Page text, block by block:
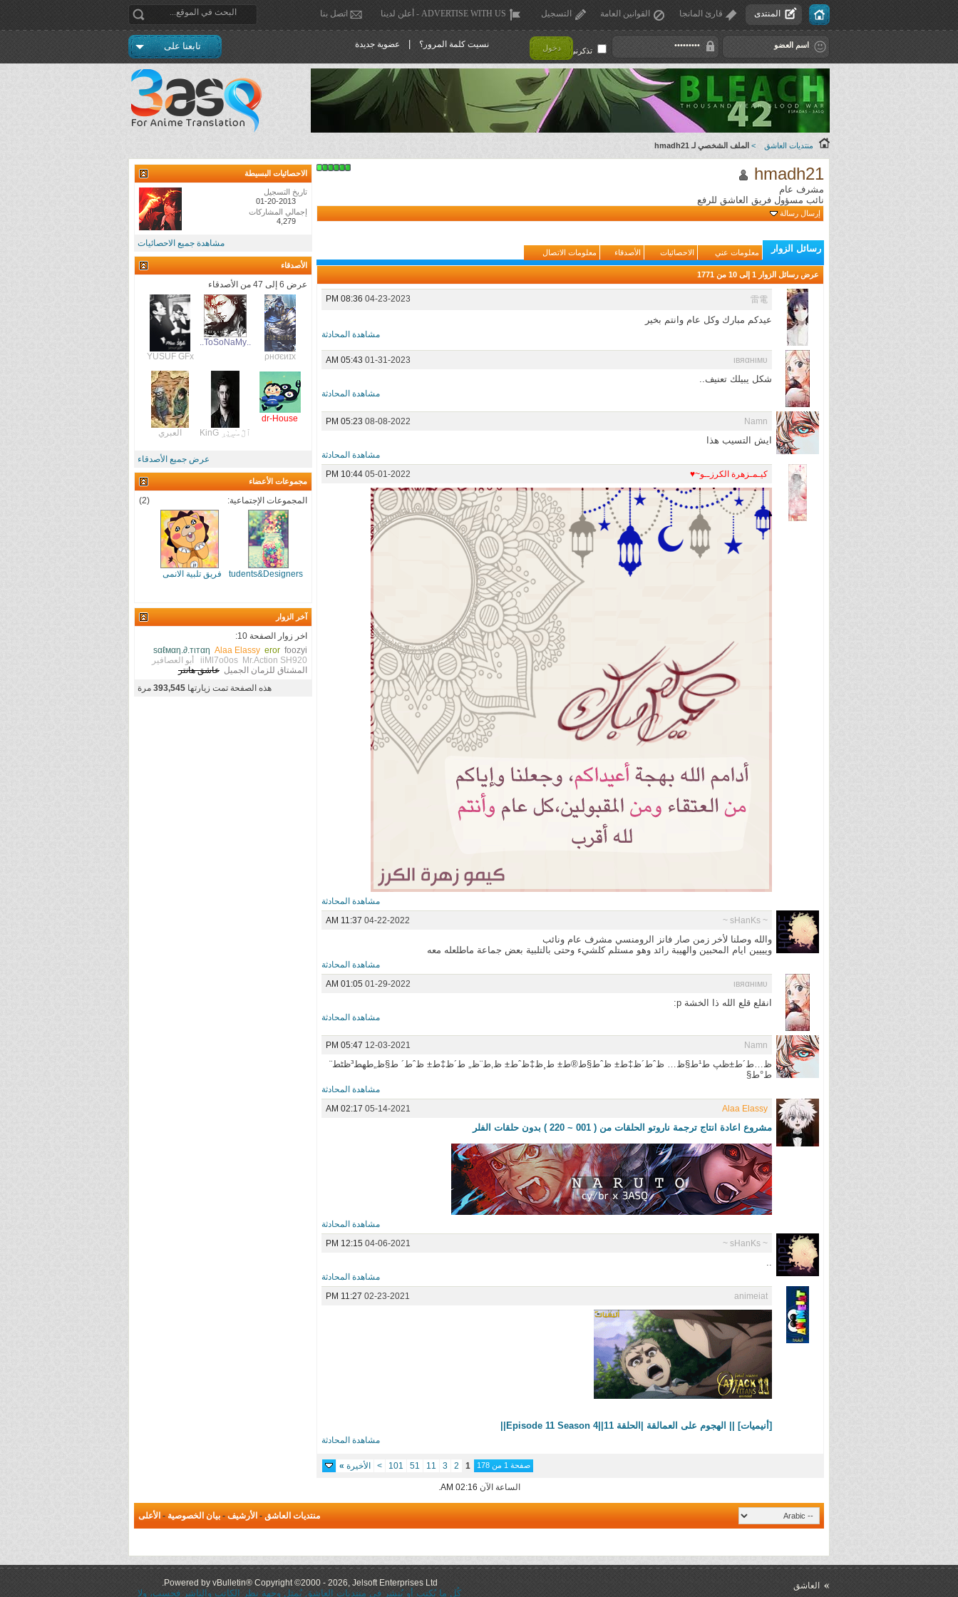
المنتدى قارئ المانجا القوانين العامة التسجيل ADVERTISE WITH US - أعلن لدينا اتصل بنا
تذكرني ! دخول نسيت كلمة المرور؟ عضوية جديدة تابعنا على
منتديات العاشق > الملف الشخصي لـ hmadh21
hmadh21
مشرف عام
نائب مسؤول فريق العاشق للرفع
إرسال رسالة
رسائل الزوار معلومات عني الاحصائيات الأصدقاء معلومات الاتصال
عرض رسائل الزوار 1 إلى 10 من 1771
04-23-2023
08:36 PM 雷電
عيدكم مبارك وكل عام وانتم بخير
مشاهدة المحادثة
01-31-2023
05:43 AM ιвяαнιмυ
شكل يبيلك تعنيف..
مشاهدة المحادثة
08-08-2022
05:23 PM Namn
ايش التسيب هذا
مشاهدة المحادثة
05-01-2022
10:44 PM كيـمـزهرة الكرزــو~♥
مشاهدة المحادثة
04-22-2022
11:37 AM ~ sHanKs ~
والله وصلنا لأخر زمن صار فانز الرومنسي مشرف عام ونائب
ويييين ايام المحبين والهيبة رائد وهو مستلم كلشيء وحتى بالتلبية بعض جماعة ماطلعله معه
مشاهدة المحادثة
01-29-2022
01:05 AM ιвяαнιмυ
انقلع قلع الله ذا الخشة p:
مشاهدة المحادثة
12-03-2021
05:47 PM Namn
ظ…ط´ط±ظپ ط¹ط§ظ… ظˆط´ظ‡ط± ظˆط§ط®ط± ط¸ظ‡ظˆط± ظ‚ط¨ظ„ ط´ظ‡ط± ظˆط´ ط§ظ„طھط³ظٹط¨
ط°ط§
مشاهدة المحادثة
05-14-2021
02:17 AM Alaa Elassy
مشروع اعادة انتاج ترجمة ناروتو الحلقات من ( 001 ~ 220 ) بدون حلقات الفلر
مشاهدة المحادثة
04-06-2021
12:15 PM ~ sHanKs ~
..
مشاهدة المحادثة
02-23-2021
11:27 PM animeiat
[أنيميات] || الهجوم على العمالقة |الحلقة 11||Episode 11 Season 4||
مشاهدة المحادثة
صفحة 1 من 178 1
2
3
11
51
101
> الأخيرة »
الاحصائيات البسيطة
تاريخ التسجيل
01-20-2013
إجمالي المشاركات
4,279
مشاهدة جميع الاحصائيات
الأصدقاء
عرض 6 إلى 47 من الأصدقاء
ρнσєиɪx
..ToSoNaMy..
YUSUF GFx
dr-House
ٱڷﻣ̝̚ﺳ̭͠ٺڔ KinG
العبري
عرض جميع الأصدقاء
مجموعات الأعضاء
(2) المجموعات الإجتماعية:
students&Designers فريق تلبية الانمى
آخر الزوار
اخر زوار الصفحة 10:
ѕαℓмαη.∂.тιтαη Alaa Elassy eror foozyi
iiMl7o0os Mr.Action SH920
أبو العصافير
المشتاق للزمان الجميل عاشق هانتر
هذه الصفحة تمت زيارتها 393,545 مرة
الساعة الآن 02:16 AM
.
منتديات العاشق - الأرشيف - بيان الخصوصية - الأعلى
العاشق
Powered by vBulletin® Copyright ©2000 - 2026, Jelsoft Enterprises Ltd.
كُل ما يُكتب أو يُنشر في منتديات العاشق يُمثل وجهة نظر الكاتب والناشر فحسب، ولا